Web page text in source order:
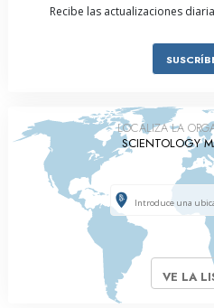
Recibe las actualizaciones
LOCALIZA LA
SCIENTOLOGY
VE LA